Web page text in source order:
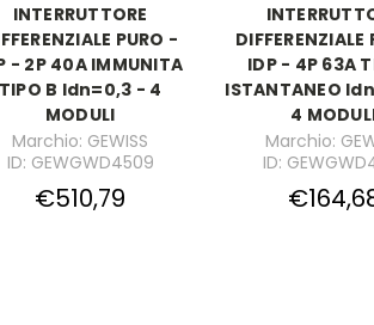
INTERRUTTORE
PURO -
- 2P 40A IMMUNITA
B Idn=0,3 - 4
MODULI
Marchio: GEWISS
ID: GEWGWD4509
€510,79
DIFFERENZIALE
IDP - 4P 63A
ISTANTANEO
4
Marchio:
ID: